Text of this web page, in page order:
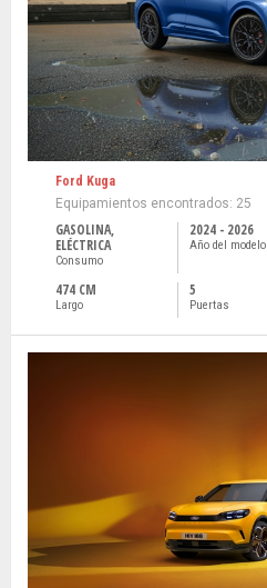
Ford Kuga
Equipamientos encontrados: 25
GASOLINA,
ELÉCTRICA
Consumo
2024 - 2026
Año del modelo
474 CM
Largo
5
Puertas